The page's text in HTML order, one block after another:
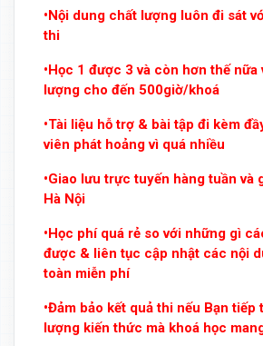
•Nội dung chất lượng luôn đi sát
thi
•Học 1 được 3 và còn hơn thế
lượng cho đến 500giờ/khoá
•Tài liệu hỗ trợ & bài tập đi kèm
viên phát hoảng vì quá nhiều
•Giao lưu trực tuyến hàng tuần và
Hà Nội
•Học phí quá rẻ so với những gì
được & liên tục cập nhật các nội
toàn miễn phí
•Đảm bảo kết quả thi nếu Bạn tiếp
lượng kiến thức mà khoá học